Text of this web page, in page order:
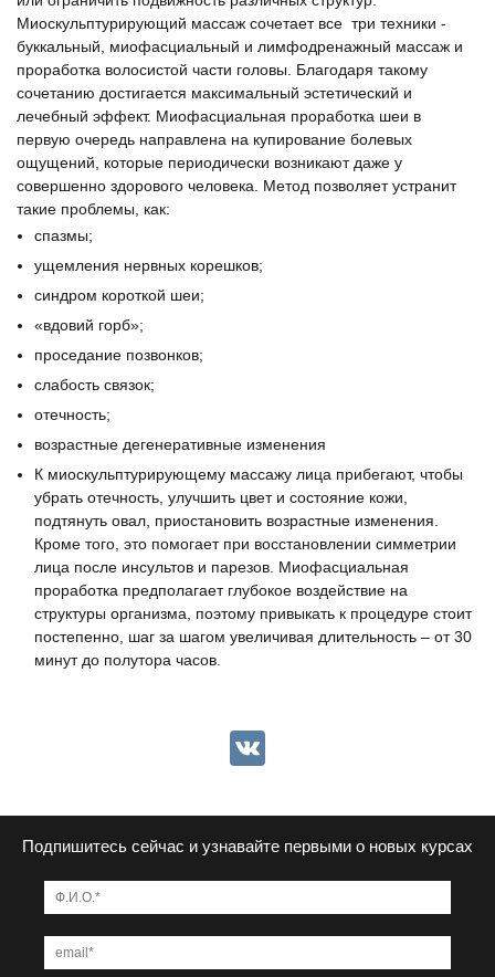
Миоскульптурирующий массаж сочетает все три техники -
буккальный, миофасциальный и лимфодренажный массаж и
проработка волосистой части головы. Благодаря такому
сочетанию достигается максимальный эстетический и
лечебный эффект. Миофасциальная проработка шеи в
первую очередь направлена на купирование болевых
ощущений, которые периодически возникают даже у
совершенно здорового человека. Метод позволяет устранит
такие проблемы, как:
спазмы;
ущемления нервных корешков;
синдром короткой шеи;
«вдовий горб»;
проседание позвонков;
слабость связок;
отечность;
возрастные дегенеративные изменения
К миоскульптурирующему массажу лица прибегают, чтобы
убрать отечность, улучшить цвет и состояние кожи,
подтянуть овал, приостановить возрастные изменения.
Кроме того, это помогает при восстановлении симметрии
лица после инсультов и парезов. Миофасциальная
проработка предполагает глубокое воздействие на
структуры организма, поэтому привыкать к процедуре стоит
постепенно, шаг за шагом увеличивая длительность – от 30
минут до полутора часов.
Подпишитесь сейчас и узнавайте первыми о новых курсах